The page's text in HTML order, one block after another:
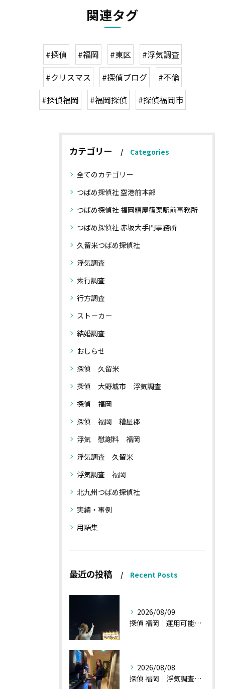
関連タグ
#探偵 #福岡 #東区
#浮気調査
#クリスマス
#探偵ブログ
#不倫
#探偵福岡
#福岡探偵 #探偵福岡市
カテゴリー Categories
全てのカテゴリー
つばめ探偵社 空港前本部
つばめ探偵社 福岡糟屋篠栗駅前事務所
つばめ探偵社 赤坂大手門事務所
久留米つばめ探偵社
浮気調査
素行調査
行方調査
ストーカー
結婚調査
おしらせ
探偵 久留米
探偵 大野城市 浮気調査
探偵 福岡
探偵 福岡 糟屋郡
浮気 慰謝料 福岡
浮気調査 久留米
浮気調査 福岡
北九州つばめ探偵社
実績・事例
用語集
最近の投稿 Recent Posts
2026/08/09
探偵 福岡｜運用可能な報告書②
2026/08/08
探偵 福岡｜浮気調査、諸状況、そして雑談へ